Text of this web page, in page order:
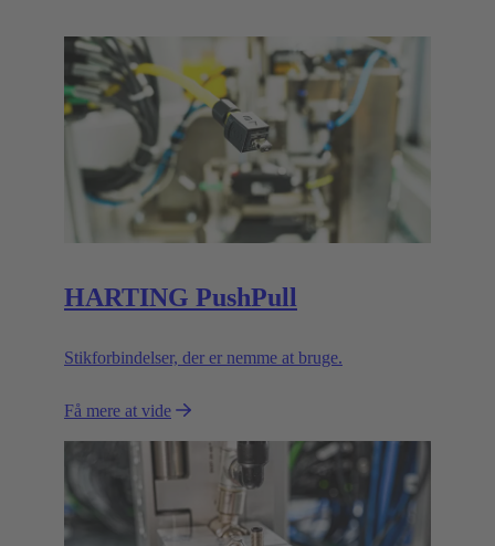
HARTING PushPull
Stikforbindelser, der er nemme at bruge.
Få mere at vide